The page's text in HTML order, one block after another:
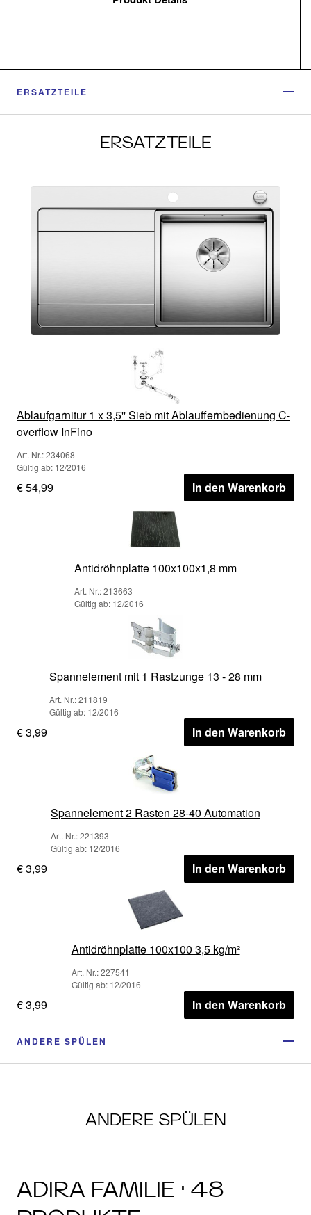
ERSATZTEILE
ERSATZTEILE
Ablaufgarnitur 1 x 3,5'' Sieb mit Ablauffernbedienung C-
overflow InFino
Art. Nr.: 234068
Gültig ab: 12/2016
€ 54,99 In den Warenkorb
Antidröhnplatte 100x100x1,8 mm
Art. Nr.: 213663
Gültig ab: 12/2016
Spannelement mit 1 Rastzunge 13 - 28 mm
Art. Nr.: 211819
Gültig ab: 12/2016
€ 3,99 In den Warenkorb
Spannelement 2 Rasten 28-40 Automation
Art. Nr.: 221393
Gültig ab: 12/2016
€ 3,99 In den Warenkorb
Antidröhnplatte 100x100 3,5 kg/m²
Art. Nr.: 227541
Gültig ab: 12/2016
€ 3,99 In den Warenkorb
ANDERE SPÜLEN
ANDERE SPÜLEN
ADIRA FAMILIE · 48